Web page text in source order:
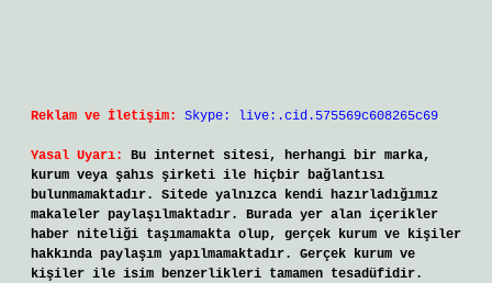
Reklam ve İletişim: Skype: live:.cid.575569c608265c69
Yasal Uyarı:
Bu internet sitesi, herhangi bir marka,
kurum veya şahıs şirketi ile hiçbir bağlantısı
bulunmamaktadır. Sitede yalnızca kendi hazırladığımız
makaleler paylaşılmaktadır. Burada yer alan içerikler
haber niteliği taşımamakta olup, gerçek kurum ve kişiler
hakkında paylaşım yapılmamaktadır. Gerçek kurum ve
kişiler ile isim benzerlikleri tamamen tesadüfidir.